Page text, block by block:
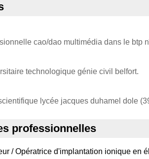
cao/dao multimédia dans le btp
technologique génie civil belfort.
lycée jacques duhamel dole
professionnelles
/ Opératrice d'implantation ionique en